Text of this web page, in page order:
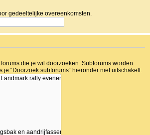
gedeeltelijke overeenkomsten.
die je wil doorzoeken. Subforums worden
je “Doorzoek subforums“ hieronder niet uitschakelt.